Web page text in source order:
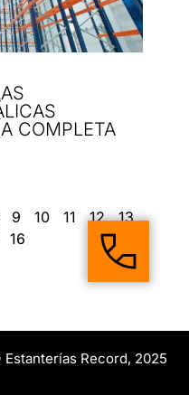
COMPLETA
9 10 11 12
13
16
Record, 2025